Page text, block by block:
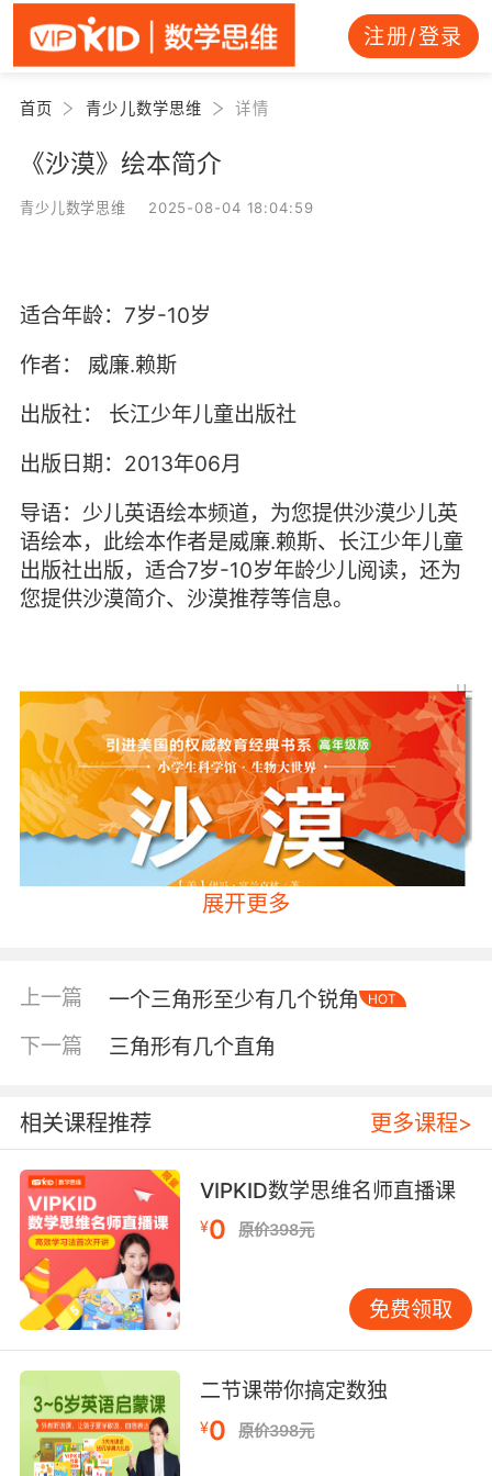
注册/登录
首页 青少儿数学思维 详情
《沙漠》绘本简介
青少儿数学思维 2025-08-04 18:04:59
适合年龄：7岁-10岁
作者：
威廉.赖斯
出版社：
长江少年儿童出版社
出版日期：2013年06月
导语：少儿英语绘本频道，为您提供沙漠少儿英
语绘本，此绘本作者是威廉.赖斯、长江少年儿童
出版社出版，适合7岁-10岁年龄少儿阅读，还为
您提供沙漠简介、沙漠推荐等信息。
内容简介
《小学生科学馆》是来自美国的权威教育经典丛
展开更多
上一篇 一个三角形至少有几个锐角 HOT
下一篇 三角形有几个直角
相关课程推荐 更多课程>
VIPKID数学思维名师直播课
¥0 原价398元
免费领取
二节课带你搞定数独
¥0 原价398元